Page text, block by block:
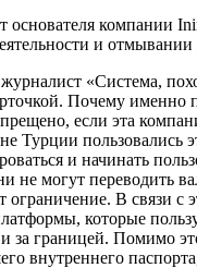
компании
и
«Система,
Почему именно
если эта
Турции пользовались
и начинать
не могут переводить
ограничение. В связи
которые
за границей. Помимо
внутреннего